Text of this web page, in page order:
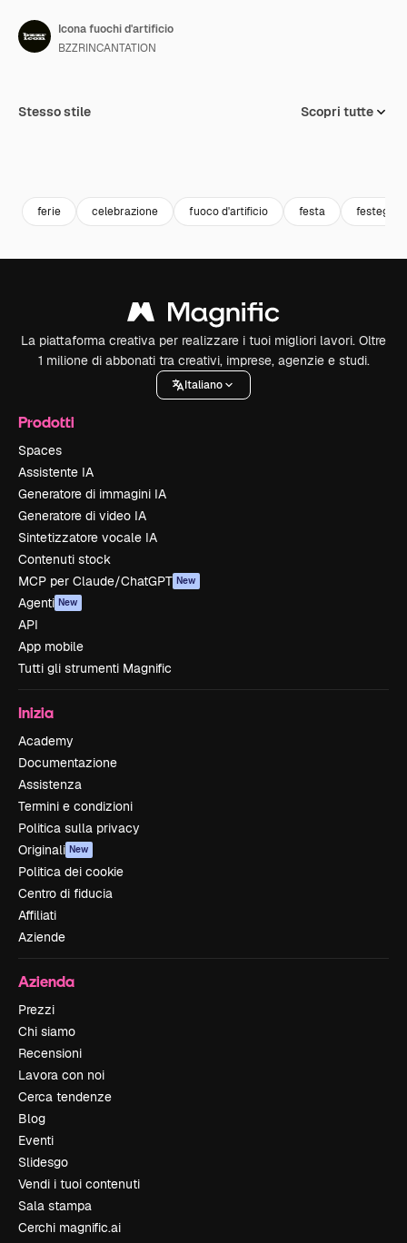
Icona fuochi d'artificio
BZZRINCANTATION
Stesso stile Scopri tutte
ferie celebrazione fuoco d'artificio festa
La piattaforma creativa per realizzare i tuoi migliori lavori. Oltre
1 milione di abbonati tra creativi, imprese, agenzie e studi.
Italiano
Prodotti
Spaces
Assistente IA
Generatore di immagini IA
Generatore di video IA
Sintetizzatore vocale IA
Contenuti stock
MCP per Claude/ChatGPT New
Agenti New
API
App mobile
Tutti gli strumenti Magnific
Inizia
Academy
Documentazione
Assistenza
Termini e condizioni
Politica sulla privacy
Originali New
Politica dei cookie
Centro di fiducia
Affiliati
Aziende
Azienda
Prezzi
Chi siamo
Recensioni
Lavora con noi
Cerca tendenze
Blog
Eventi
Slidesgo
Vendi i tuoi contenuti
Sala stampa
Cerchi magnific.ai